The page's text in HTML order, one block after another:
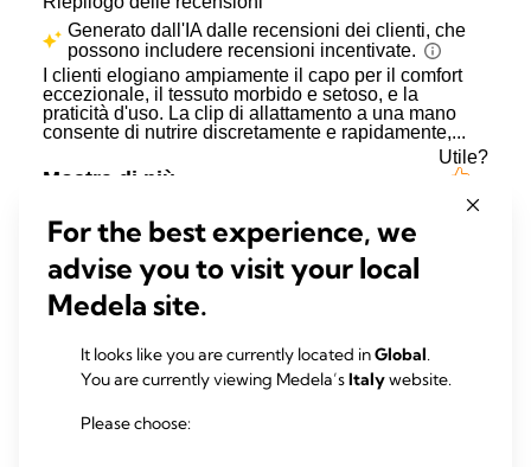
For the best experience, we
advise you to visit your local
Medela site.
It looks like you are currently located inGlobal.
You are currently viewing Medela’sItalywebsite.
Please choose: